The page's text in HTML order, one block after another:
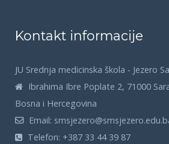
Kontakt informacije
JU Srednja medicinska škola - Jezero
Ibrahima Ibre Poplate 2, 71000
Bosna i Hercegovina
Email:
Telefon: +387 33 44 39 87